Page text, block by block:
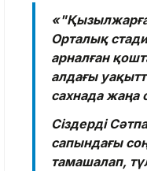
Орталық
арналған
алдағы
сахнада жаңа
Сіздерді
сапындағы
тамашалап,